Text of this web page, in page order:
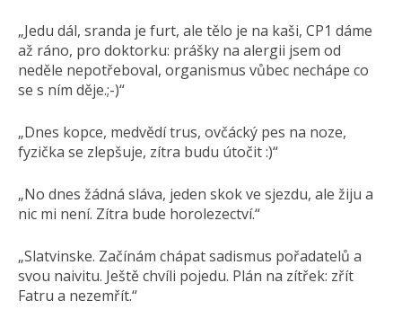
„Jedu dál, sranda je furt, ale tělo je na kaši, CP1 dáme
až ráno, pro doktorku: prášky na alergii jsem od
neděle nepotřeboval, organismus vůbec nechápe co
se s ním děje.;-)“
„Dnes kopce, medvědí trus, ovčácký pes na noze,
fyzička se zlepšuje, zítra budu útočit :)“
„No dnes žádná sláva, jeden skok ve sjezdu, ale žiju a
nic mi není. Zítra bude horolezectví.“
„Slatvinske. Začínám chápat sadismus pořadatelů a
svou naivitu. Ještě chvíli pojedu. Plán na zítřek: zřít
Fatru a nezemřít.“